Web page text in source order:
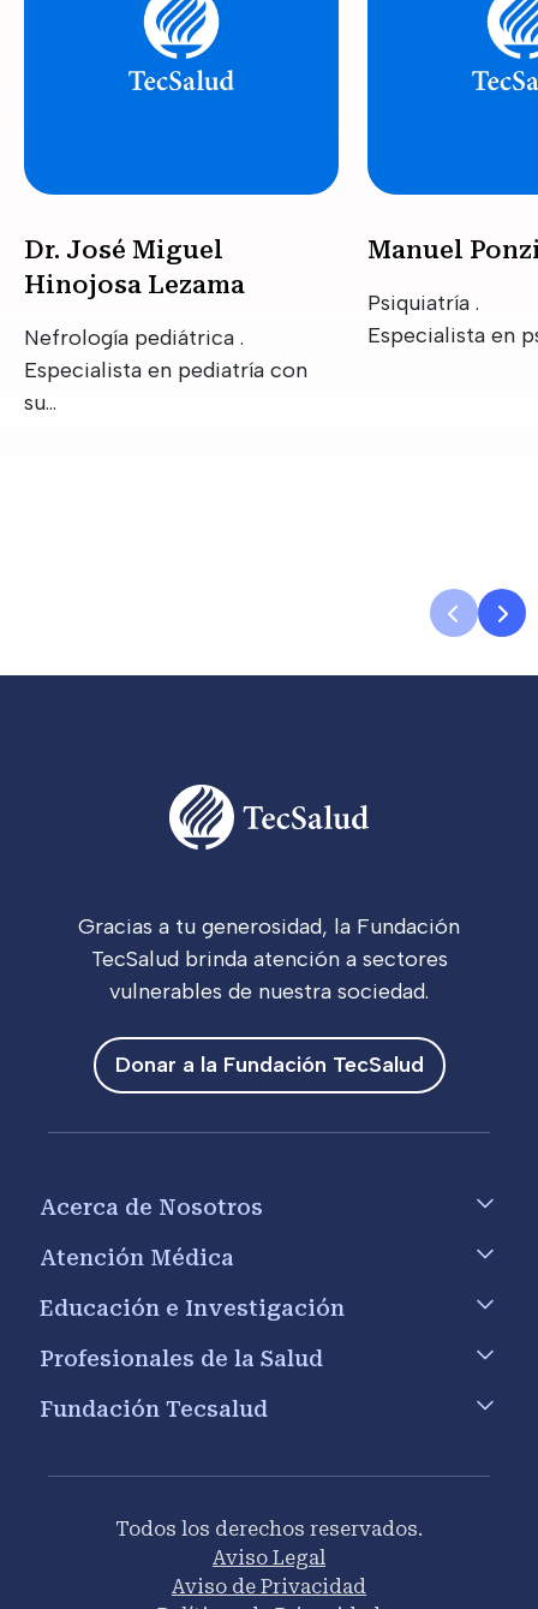
Dr. José Miguel
Hinojosa Lezama
Nefrología pediátrica .
Especialista en pediatría con
su…
Manuel
Psiquiatría .
Especialista en
Gracias a tu generosidad, la Fundación
TecSalud brinda atención a sectores
vulnerables de nuestra sociedad.
Donar a la Fundación TecSalud
Acerca de Nosotros
Atención Médica
Educación e Investigación
Profesionales de la Salud
Fundación Tecsalud
Todos los derechos reservados.
Aviso Legal
Aviso de Privacidad